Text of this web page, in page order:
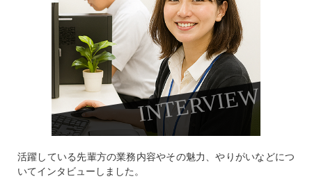
INTERVIEW
活躍している先輩方の業務内容やその魅力、やりがいなどにつ
いてインタビューしました。